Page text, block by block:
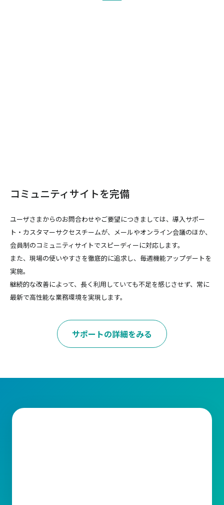
コミュニティサイトを完備
ユーザさまからのお問合わせやご要望につきましては、導入サポー
ト・カスタマーサクセスチームが、メールやオンライン会議のほか、
会員制のコミュニティサイトでスピーディーに対応します。
また、現場の使いやすさを徹底的に追求し、毎週機能アップデートを
実施。
継続的な改善によって、長く利用していても不足を感じさせず、常に
最新で高性能な業務環境を実現します。
サポートの詳細をみる